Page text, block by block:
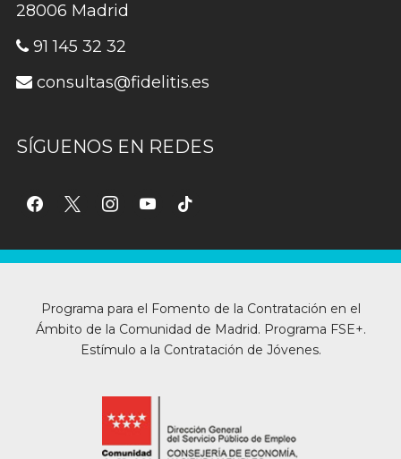
28006 Madrid
91 145 32 32
consultas@fidelitis.es
SÍGUENOS EN REDES
facebook
x instagramyoutubetiktok
Programa para el Fomento de la Contratación en el
Ámbito de la Comunidad de Madrid. Programa FSE+.
Estímulo a la Contratación de Jóvenes.